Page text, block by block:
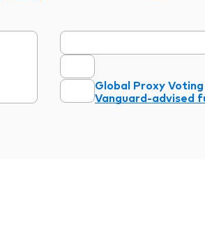
Global Proxy
Vanguard-advised